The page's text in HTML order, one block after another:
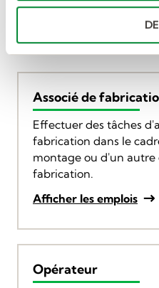
Emplois
Associé de
Effectuer des tâches
fabrication dans le
montage ou d'un
fabrication.
Afficher les emplois
Opérateur